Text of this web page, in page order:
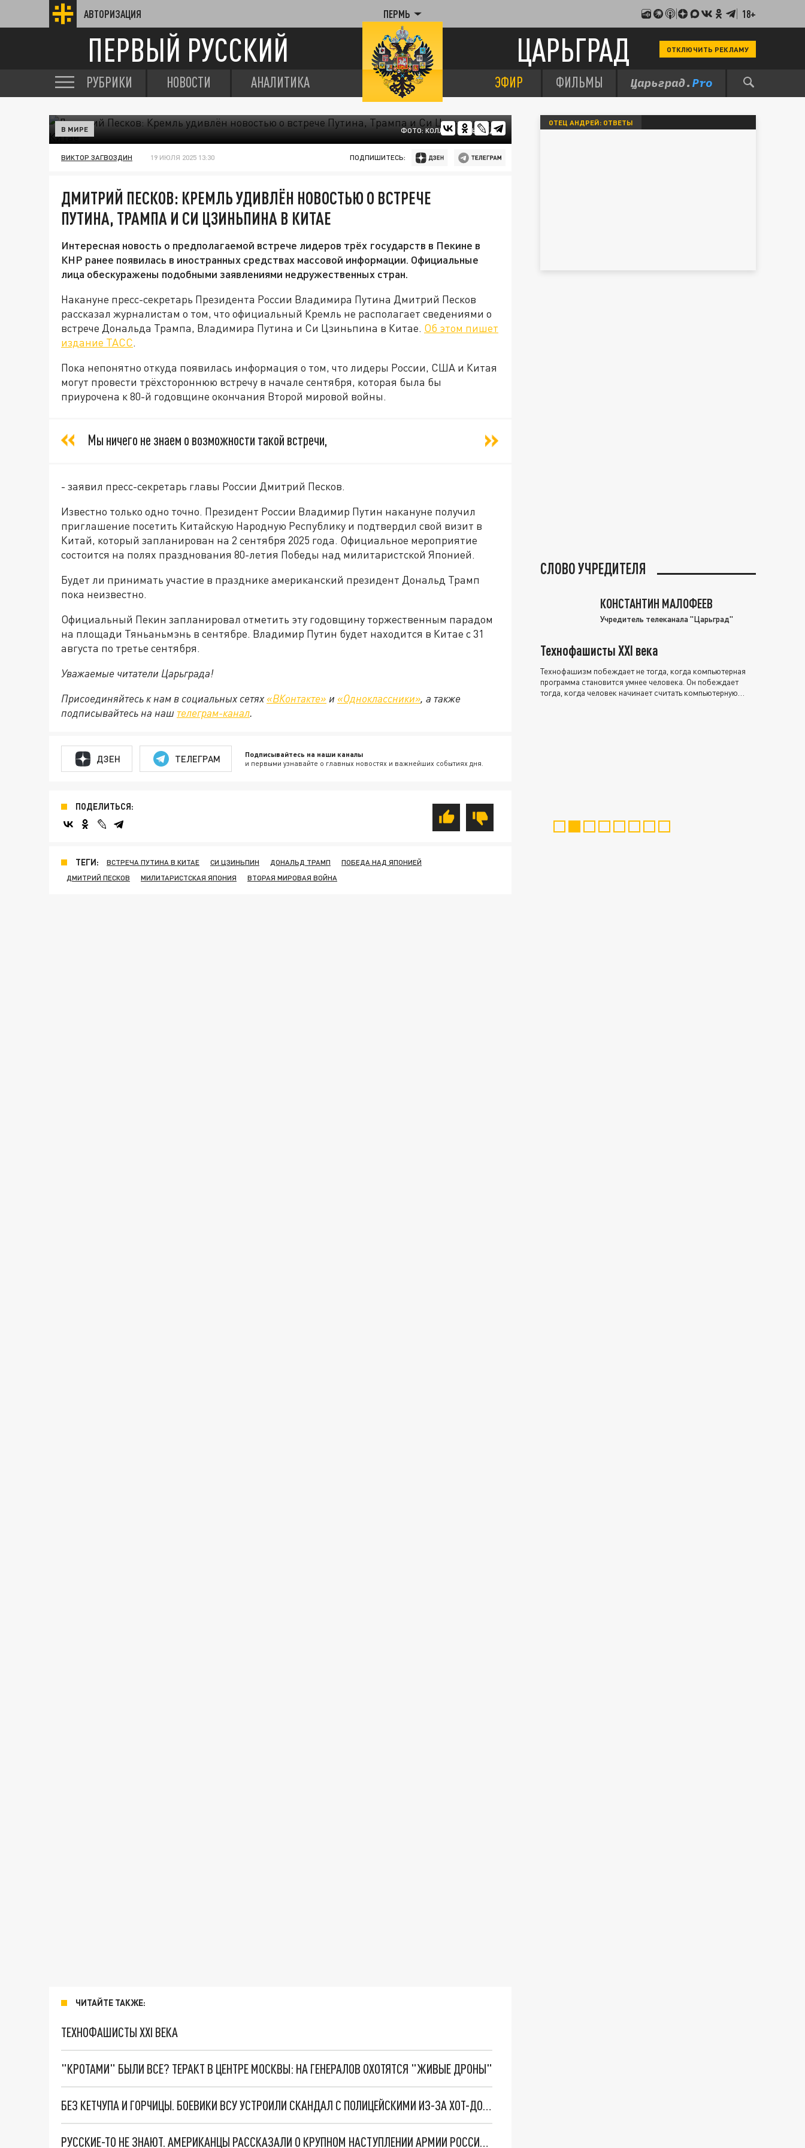
АВТОРИЗАЦИЯ ПЕРМЬ 18+
ПЕРВЫЙ РУССКИЙ ЦАРЬГРАД ОТКЛЮЧИТЬ РЕКЛАМУ
РУБРИКИ НОВОСТИ АНАЛИТИКА ЭФИР ФИЛЬМЫ
ФОТО: КОЛЛАЖ ЦАРЬГРАДА
В МИРЕ
ВИКТОР ЗАГВОЗДИН 19 ИЮЛЯ 2025 13:30 ПОДПИШИТЕСЬ:
ДМИТРИЙ ПЕСКОВ: КРЕМЛЬ УДИВЛЁН НОВОСТЬЮ О ВСТРЕЧЕ
ПУТИНА, ТРАМПА И СИ ЦЗИНЬПИНА В КИТАЕ
Интересная новость о предполагаемой встрече лидеров трёх государств в Пекине в
КНР ранее появилась в иностранных средствах массовой информации. Официальные
лица обескуражены подобными заявлениями недружественных стран.
Накануне пресс-секретарь Президента России Владимира Путина Дмитрий Песков
рассказал журналистам о том, что официальный Кремль не располагает сведениями о
встрече Дональда Трампа, Владимира Путина и Си Цзиньпина в Китае. Об этом пишет
издание ТАСС.
Пока непонятно откуда появилась информация о том, что лидеры России, США и Китая
могут провести трёхстороннюю встречу в начале сентября, которая была бы
приурочена к 80-й годовщине окончания Второй мировой войны.
Мы ничего не знаем о возможности такой встречи,
- заявил пресс-секретарь главы России Дмитрий Песков.
Известно только одно точно. Президент России Владимир Путин накануне получил
приглашение посетить Китайскую Народную Республику и подтвердил свой визит в
Китай, который запланирован на 2 сентября 2025 года. Официальное мероприятие
состоится на полях празднования 80-летия Победы над милитаристской Японией.
Будет ли принимать участие в празднике американский президент Дональд Трамп
пока неизвестно.
Официальный Пекин запланировал отметить эту годовщину торжественным парадом
на площади Тяньаньмэнь в сентябре. Владимир Путин будет находится в Китае с 31
августа по третье сентября.
Уважаемые читатели Царьграда!
Присоединяйтесь к нам в социальных сетях «ВКонтакте» и «Одноклассники», а также
подписывайтесь на наш телеграм-канал.
ДЗЕН ТЕЛЕГРАМ Подписывайтесь на наши каналы
и первыми узнавайте о главных новостях и важнейших событиях дня.
ПОДЕЛИТЬСЯ:
ТЕГИ: ВСТРЕЧА ПУТИНА В КИТАЕ СИ ЦЗИНЬПИН ДОНАЛЬД ТРАМП
ПОБЕДА НАД ЯПОНИЕЙ
ДМИТРИЙ ПЕСКОВ
МИЛИТАРИСТСКАЯ ЯПОНИЯ ВТОРАЯ МИРОВАЯ ВОЙНА
ЧИТАЙТЕ ТАКЖЕ:
ТЕХНОФАШИСТЫ XXI ВЕКА
"КРОТАМИ" БЫЛИ ВСЕ? ТЕРАКТ В ЦЕНТРЕ МОСКВЫ: НА ГЕНЕРАЛОВ ОХОТЯТСЯ "ЖИВЫЕ ДРОНЫ"
БЕЗ КЕТЧУПА И ГОРЧИЦЫ. БОЕВИКИ ВСУ УСТРОИЛИ СКАНДАЛ С ПОЛИЦЕЙСКИМИ ИЗ-ЗА ХОТ-ДОГОВ. СВЕЖАЯ СВОДКА С ФРОНТОВ СВО ОТ ВОЕНКОРОВ
РУССКИЕ-ТО НЕ ЗНАЮТ. АМЕРИКАНЦЫ РАССКАЗАЛИ О КРУПНОМ НАСТУПЛЕНИИ АРМИИ РОССИИ. СВЕЖАЯ СВОДКА С ФРОНТОВ СВО ОТ ВОЕНКОРОВ
ОТЕЦ АНДРЕЙ: ОТВЕТЫ
СЛОВО УЧРЕДИТЕЛЯ
КОНСТАНТИН МАЛОФЕЕВ
Учредитель телеканала "Царьград"
Технофашисты XXI века
Технофашизм побеждает не тогда, когда компьютерная
программа становится умнее человека. Он побеждает
тогда, когда человек начинает считать компьютерную